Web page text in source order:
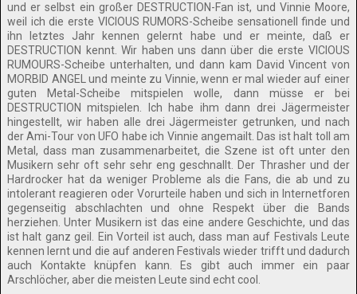
und er selbst ein großer DESTRUCTION-Fan ist, und Vinnie Moore,
weil ich die erste VICIOUS RUMORS-Scheibe sensationell finde und
ihn letztes Jahr kennen gelernt habe und er meinte, daß er
DESTRUCTION kennt. Wir haben uns dann über die erste VICIOUS
RUMOURS-Scheibe unterhalten, und dann kam David Vincent von
MORBID ANGEL und meinte zu Vinnie, wenn er mal wieder auf einer
guten Metal-Scheibe mitspielen wolle, dann müsse er bei
DESTRUCTION mitspielen. Ich habe ihm dann drei Jägermeister
hingestellt, wir haben alle drei Jägermeister getrunken, und nach
der Ami-Tour von UFO habe ich Vinnie angemailt. Das ist halt toll am
Metal, dass man zusammenarbeitet, die Szene ist oft unter den
Musikern sehr oft sehr sehr eng geschnallt. Der Thrasher und der
Hardrocker hat da weniger Probleme als die Fans, die ab und zu
intolerant reagieren oder Vorurteile haben und sich in Internetforen
gegenseitig abschlachten und ohne Respekt über die Bands
herziehen. Unter Musikern ist das eine andere Geschichte, und das
ist halt ganz geil. Ein Vorteil ist auch, dass man auf Festivals Leute
kennen lernt und die auf anderen Festivals wieder trifft und dadurch
auch Kontakte knüpfen kann. Es gibt auch immer ein paar
Arschlöcher, aber die meisten Leute sind echt cool.